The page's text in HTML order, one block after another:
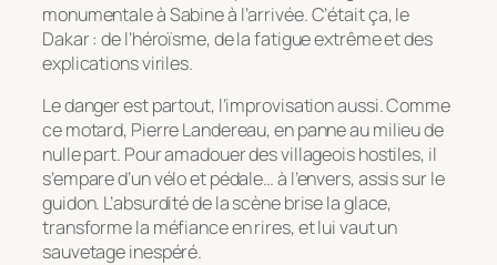
monumentale à Sabine à l’arrivée. C’était ça, le
Dakar : de l’héroïsme, de la fatigue extrême et des
explications viriles.
Le danger est partout, l’improvisation aussi. Comme
ce motard, Pierre Landereau, en panne au milieu de
nulle part. Pour amadouer des villageois hostiles, il
s’empare d’un vélo et pédale… à l’envers, assis sur le
guidon. L’absurdité de la scène brise la glace,
transforme la méfiance en rires, et lui vaut un
sauvetage inespéré.